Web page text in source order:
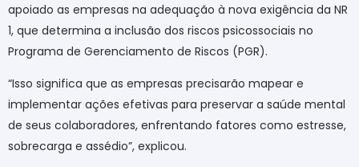
apoiado as empresas na adequação à nova exigência da NR
1, que determina a inclusão dos riscos psicossociais no
Programa de Gerenciamento de Riscos (PGR).
“Isso significa que as empresas precisarão mapear e
implementar ações efetivas para preservar a saúde mental
de seus colaboradores, enfrentando fatores como estresse,
sobrecarga e assédio”, explicou.